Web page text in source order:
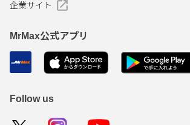
企業サイト
MrMax公式アプリ
Follow us